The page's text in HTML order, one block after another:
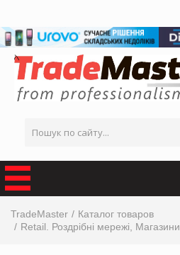
TradeMaster
Каталог товаров
Retail. Роздрібні мережі, Магазини